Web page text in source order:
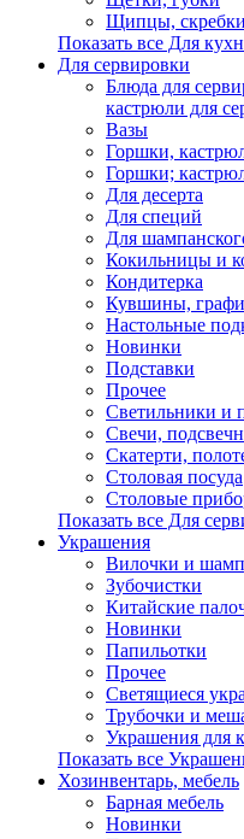
Щипцы,
Показать все Для
Для сервировки
Блюда для
кастрюли для
Вазы
Горшки,
Горшки;
Для десерта
Для специй
Для
Кокильницы и
Кондитерка
Кувшины,
Настольные
Новинки
Подставки
Прочее
Светильники и
Свечи,
Скатерти,
Столовая посуда
Столовые
Показать все Для
Украшения
Вилочки и
Зубочистки
Китайские
Новинки
Папильотки
Прочее
Светящиеся
Трубочки и
Украшения для
Показать все
Хозинвентарь, мебель
Барная мебель
Новинки